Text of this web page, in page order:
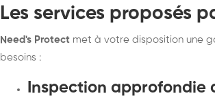
Les services proposés
Need's Protect met à votre disposition une
besoins :
Inspection approfondie